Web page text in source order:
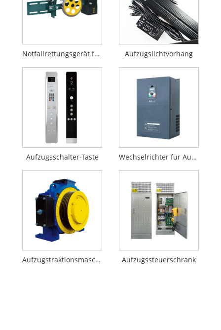
Notfallrettungsgerät für Aufzüge Aufzugslichtvorhang
Aufzugsschalter-Taste Wechselrichter für Aufzugtürmaschinen
Aufzugstraktionsmaschine Aufzugssteuerschrank